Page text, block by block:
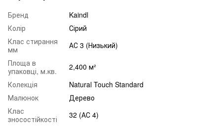
Бренд
Kaindl
Колір
Сірий
Клас стирання
мм
АС 3 (Низький)
Площа в
упаковці, м.кв.
2,400 м²
Колекція
Natural Touch Standard
Малюнок
Дерево
Клас
зносостійкості
32 (АС 4)